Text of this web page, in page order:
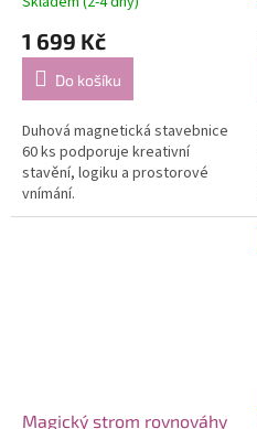
1 699 Kč
Do košíku
Duhová magnetická stavebnice
60 ks podporuje kreativní
stavění, logiku a prostorové
vnímání.
Magický strom rovnováhy